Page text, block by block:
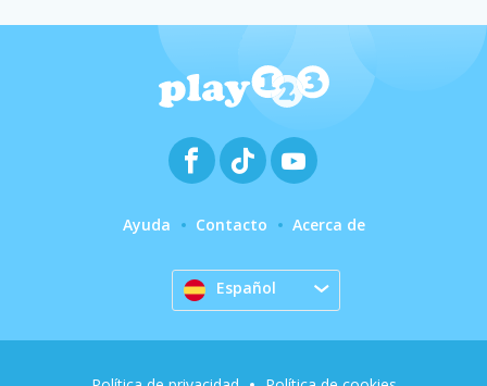
Ayuda Contacto Acerca de
Español